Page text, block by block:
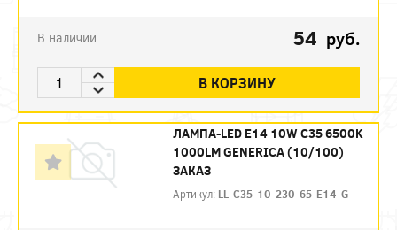
В наличии 54 руб.
В КОРЗИНУ
ЛАМПА-LED E14 10W C35 6500K
1000LM GENERICA (10/100)
ЗАКАЗ
Артикул: LL-C35-10-230-65-E14-G